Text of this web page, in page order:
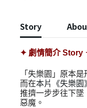
Story
✦ 劇情簡介 Story
「失樂園」原本
而在本片《失樂園
推擠一步步往下墜
惡魔。